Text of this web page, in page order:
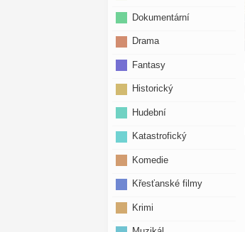
Dokumentární
Drama
Fantasy
Historický
Hudební
Katastrofický
Komedie
Křesťanské filmy
Krimi